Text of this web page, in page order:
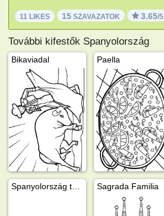
11 LIKES 15 SZAVAZATOK 3.65/5
További kifestők Spanyolország
Bikaviadal Paella
Sagrada Familia